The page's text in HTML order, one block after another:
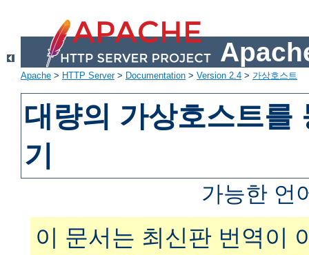
Apache > HTTP Server> Documentation > Version 2.4 > 가상호스트
대량의 가상호스트를
기
가능한 언
이 문서는 최신판 번역이